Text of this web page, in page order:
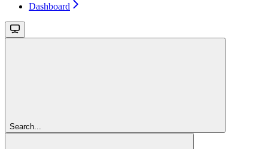
Dashboard
Search...